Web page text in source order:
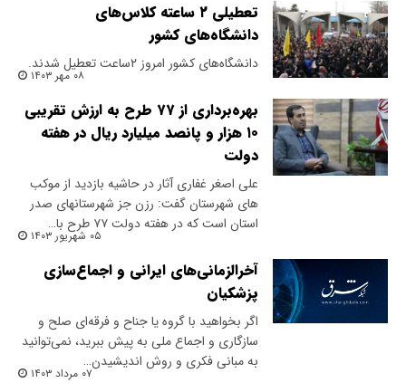
تعطیلی ۲ ساعته کلاس‌های
دانشگاه‌های کشور
دانشگاه‌های کشور امروز ۲ساعت تعطیل شدند.
۰۸ مهر ۱۴۰۳
بهره‌برداری از ۷۷ طرح به ارزش تقریبی
۱۰ هزار و پانصد میلیارد ریال در هفته
دولت
علی اصغر غفاری آثار در حاشیه بازدید از موکب
های شهرستان گفت: رزن جز شهرستانهای صدر
استان است که در هفته دولت ۷۷ طرح با…
۰۵ شهریور ۱۴۰۳
آخرالزمانی‌های ایرانی و اجماع‌سازی
پزشکیان
اگر بخواهید با گروه یا جناح و فرقه‌ای صلح و
سازگاری و اجماع ملی به پیش ببرید، نمی‌توانید
به مبانی فکری و روش اندیشیدن…
۰۷ مرداد ۱۴۰۳